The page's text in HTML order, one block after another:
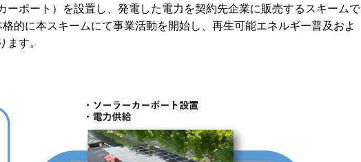
ーポート）を設置し、発電した電力を契約先企業に販売するスキームで
的に本スキームにて事業活動を開始し、再生可能エネルギー普及およ
す。